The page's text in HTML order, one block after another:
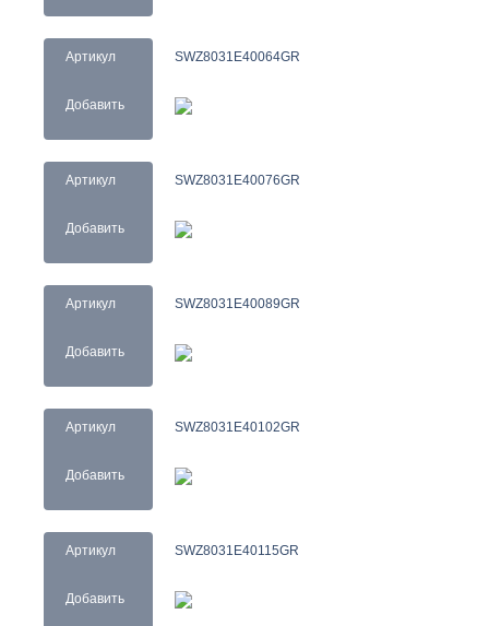
Артикул
Добавить
SWZ8031E40064GR
Артикул
Добавить
SWZ8031E40076GR
Артикул
Добавить
SWZ8031E40089GR
Артикул
Добавить
SWZ8031E40102GR
Артикул
Добавить
SWZ8031E40115GR